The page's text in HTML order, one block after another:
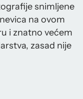
snimljene
na ovom
i znatno većem
zasad nije